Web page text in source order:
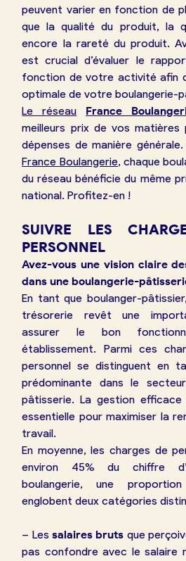
peuvent varier en fonction de
que la qualité du produit, la
encore la rareté du produit.
est crucial d’évaluer le
fonction de votre activité afin
optimale de votre boulangerie-
Le réseau
France
meilleurs prix de vos
dépenses de manière générale.
France Boulangerie, chaque
du réseau bénéficie du même
national. Profitez-en !
SUIVRE LES
PERSONNEL
Avez-vous une vision claire
dans une boulangerie-
En tant que boulanger-
trésorerie revêt une
assurer le bon
établissement. Parmi ces
personnel se distinguent en
prédominante dans le
pâtisserie. La gestion
essentielle pour maximiser la
travail.
En moyenne, les charges de
environ 45% du chiffre
boulangerie, une
englobent deux catégories
– Lessalaires bruts que
pas confondre avec le salaire